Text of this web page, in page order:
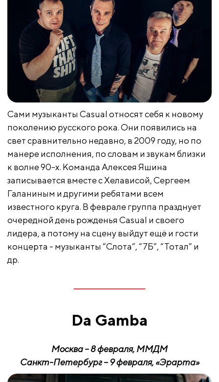
Сами музыканты Casual относят себя к новому
поколению русского рока. Они появились на
свет сравнительно недавно, в 2009 году, но по
манере исполнения, по словам и звукам близки
к волне 90-х. Команда Алексея Яшина
записывается вместе с Хелависой, Сергеем
Галаниным и другими ребятами всем
известного круга. В феврале группа празднует
очередной день рожденья Casual и своего
лидера, а потому на сцену выйдут ещё и гости
концерта - музыканты “Слота”, “7Б”, “Тотал” и
др.
Da Gamba
Москва – 8 февраля, ММДМ
Санкт-Петербург – 9 февраля, «Эрарта»